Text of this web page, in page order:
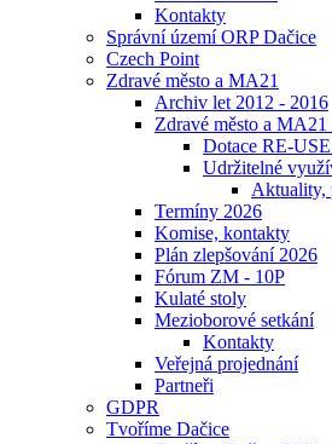
Kontakty
Správní území ORP Dačice
Czech Point
Zdravé město a MA21
Archiv let 2012 - 2016
Zdravé město a MA21
Dotace RE-
Udržitelné
Aktuality,
Termíny 2026
Komise, kontakty
Plán zlepšování 2026
Fórum ZM - 10P
Kulaté stoly
Mezioborové setkání
Kontakty
Veřejná projednání
Partneři
GDPR
Tvoříme Dačice